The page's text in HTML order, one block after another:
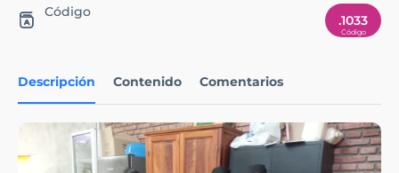
Descripción Contenido Comentarios
Código
.1033